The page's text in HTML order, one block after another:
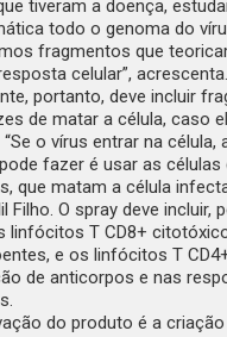
tiveram a doença,
todo o genoma do
fragmentos que
celular”, acrescenta.
portanto, deve incluir
de matar a célula, caso
o vírus entrar na célula,
fazer é usar as células
que matam a célula
Filho. O spray deve incluir,
linfócitos T CD8+
e os linfócitos T
de anticorpos e nas
do produto é a